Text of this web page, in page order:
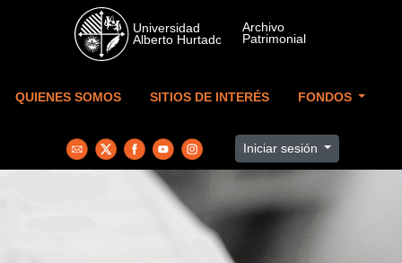
Skip to main content
QUIENES SOMOS SITIOS DE INTERÉS FONDOS
Iniciar sesión